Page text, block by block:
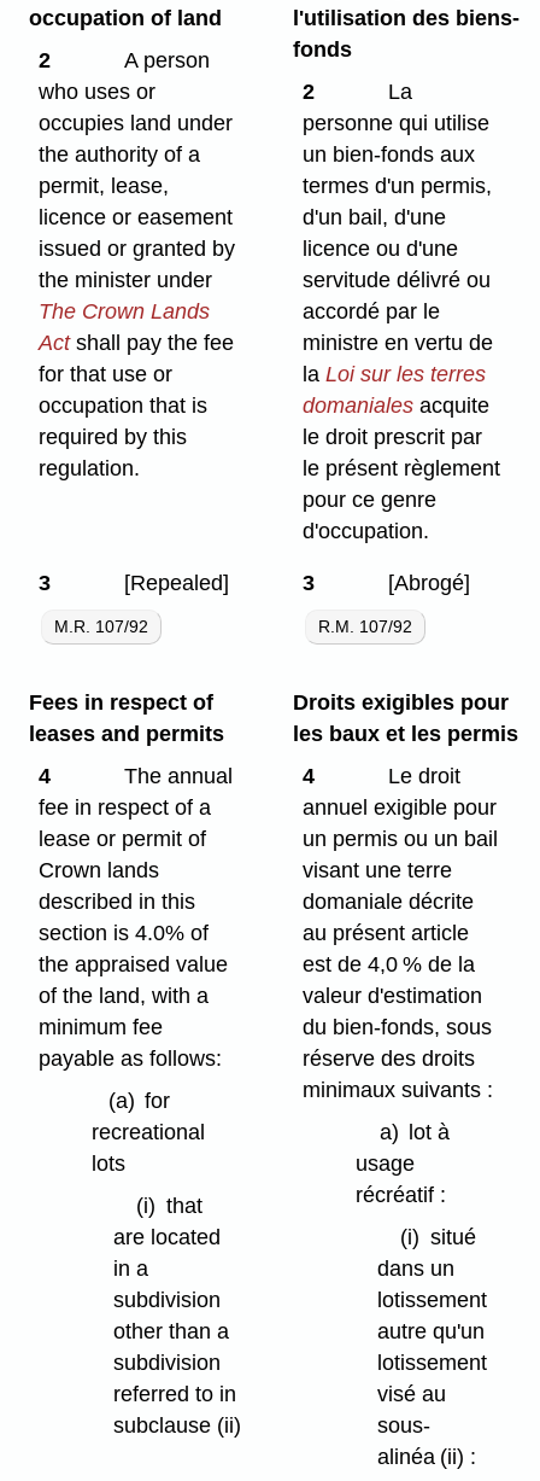
occupation of land
2
A person
who uses or
occupies land under
the authority of a
permit, lease,
licence or easement
issued or granted by
the minister under
The Crown Lands
Actshall pay the fee
for that use or
occupation that is
required by this
regulation.
l'utilisation des biens-
fonds
2
La
personne qui utilise
un bien-fonds aux
termes d'un permis,
d'un bail, d'une
licence ou d'une
servitude délivré ou
accordé par le
ministre en vertu de
laLoi sur les terres
domaniales acquite
le droit prescrit par
le présent règlement
pour ce genre
d'occupation.
3 [Repealed]
M.R. 107/92
3 [Abrogé]
R.M. 107/92
Fees in respect of
leases and permits
4
The annual
fee in respect of a
lease or permit of
Crown lands
described in this
section is 4.0% of
the appraised value
of the land, with a
minimum fee
payable as follows:
(a) for
recreational
lots
(i) that
are located
in a
subdivision
other than a
subdivision
referred to in
subclause (ii)
Droits exigibles pour
les baux et les permis
4
Le droit
annuel exigible pour
un permis ou un bail
visant une terre
domaniale décrite
au présent article
est de 4,0 % de la
valeur d'estimation
du bien-fonds, sous
réserve des droits
minimaux suivants :
a) lot à
usage
récréatif :
(i) situé
dans un
lotissement
autre qu'un
lotissement
visé au
sous-
alinéa (ii) :